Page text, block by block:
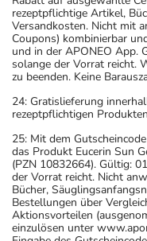
rezeptpflichtige Artikel,
Versandkosten. Nicht mit
Coupons) kombinierbar
und in der APONEO App.
solange der Vorrat reicht.
zu beenden. Keine
24: Gratislieferung
rezeptpflichtigen
25: Mit dem
das Produkt Eucerin Sun
(PZN 10832664). Gültig:
der Vorrat reicht. Nicht
Bücher,
Bestellungen über
Aktionsvorteilen
einzulösen unter